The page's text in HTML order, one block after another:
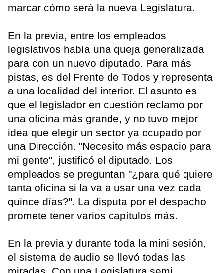
marcar cómo será la nueva Legislatura.
En la previa, entre los empleados
legislativos había una queja generalizada
para con un nuevo diputado. Para más
pistas, es del Frente de Todos y representa
a una localidad del interior. El asunto es
que el legislador en cuestión reclamo por
una oficina más grande, y no tuvo mejor
idea que elegir un sector ya ocupado por
una Dirección. "Necesito más espacio para
mi gente", justificó el diputado. Los
empleados se preguntan "¿para qué quiere
tanta oficina si la va a usar una vez cada
quince días?". La disputa por el despacho
promete tener varios capítulos más.
En la previa y durante toda la mini sesión,
el sistema de audio se llevó todas las
miradas. Con una Legislatura semi